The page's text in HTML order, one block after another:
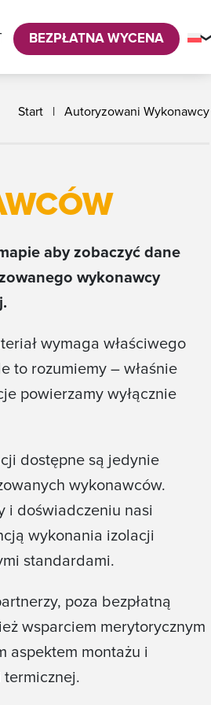
BEZPŁATNA WYCENA
Start Autoryzowani Wykonawcy
aby zobaczyć dane
wykonawcy
wymaga właściwego
to rozumiemy – właśnie
powierzamy wyłącznie
dostępne są jedynie
wykonawców.
i doświadczeniu nasi
wykonania izolacji
standardami.
poza bezpłatną
wsparciem merytorycznym
aspektem montażu i